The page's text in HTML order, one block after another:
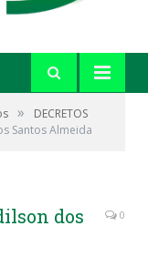
»
DECRETOS
Santos Almeida
dos
0